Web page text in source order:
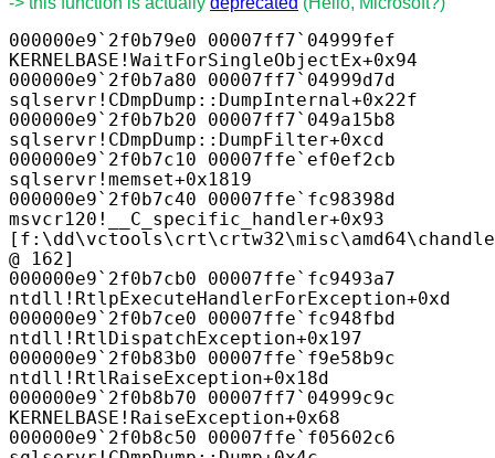
000000e9`2f0b79e0 00007ff7`04999fef
KERNELBASE!WaitForSingleObjectEx+0x94
000000e9`2f0b7a80 00007ff7`04999d7d
sqlservr!CDmpDump::DumpInternal+0x22f
000000e9`2f0b7b20 00007ff7`049a15b8
sqlservr!CDmpDump::DumpFilter+0xcd
000000e9`2f0b7c10 00007ffe`ef0ef2cb
sqlservr!memset+0x1819
000000e9`2f0b7c40 00007ffe`fc98398d
msvcr120!__C_specific_handler+0x93
@ 162]
000000e9`2f0b7cb0 00007ffe`fc9493a7
ntdll!RtlpExecuteHandlerForException+0xd
000000e9`2f0b7ce0 00007ffe`fc948fbd
ntdll!RtlDispatchException+0x197
000000e9`2f0b83b0 00007ffe`f9e58b9c
ntdll!RtlRaiseException+0x18d
000000e9`2f0b8b70 00007ff7`04999c9c
KERNELBASE!RaiseException+0x68
000000e9`2f0b8c50 00007ffe`f05602c6